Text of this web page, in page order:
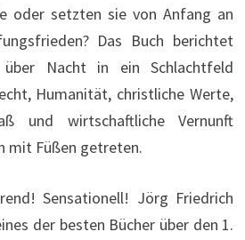
oder setzten sie von Anfang an
Das Buch berichtet
Nacht in ein Schlachtfeld
Humanität, christliche Werte,
und wirtschaftliche Vernunft
mit Füßen getreten.
Sensationell! Jörg Friedrich
der besten Bücher über den 1.